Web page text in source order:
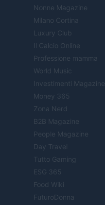
Nonne Magazine
Milano Cortina
Luxury Club
Il Calcio Online
Professione mamma
World Music
Investimenti Magazine
Money 365
Zona Nerd
B2B Magazine
People Magazine
Day Travel
Tutto Gaming
ESG 365
Food Wiki
FuturoDonna